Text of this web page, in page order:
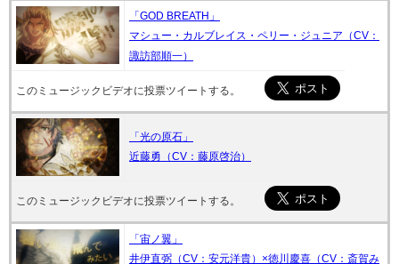
「GOD BREATH」
マシュー・カルブレイス・ペリー・ジュニア（CV：
諏­訪部順一）
このミュージックビデオに投票ツイートする。
「光の原石」
近藤勇（CV：藤原啓治）
このミュージックビデオに投票ツイートする。
「宙ノ翼」
井伊直弼（CV：安元洋貴）×徳川慶喜（CV：斎賀み